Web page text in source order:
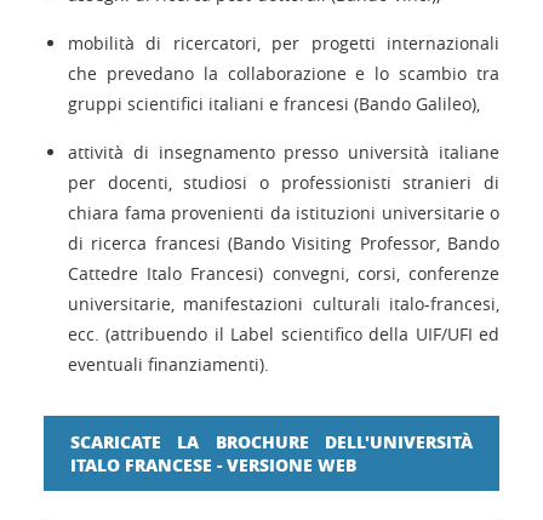
mobilità di ricercatori, per progetti internazionali
che prevedano la collaborazione e lo scambio tra
gruppi scientifici italiani e francesi (Bando Galileo),
attività di insegnamento presso università italiane
per docenti, studiosi o professionisti stranieri di
chiara fama provenienti da istituzioni universitarie o
di ricerca francesi (Bando Visiting Professor, Bando
Cattedre Italo Francesi) convegni, corsi, conferenze
universitarie, manifestazioni culturali italo-francesi,
ecc. (attribuendo il Label scientifico della UIF/UFI ed
eventuali finanziamenti).
SCARICATE LA BROCHURE DELL'UNIVERSITÀ
ITALO FRANCESE - VERSIONE WEB